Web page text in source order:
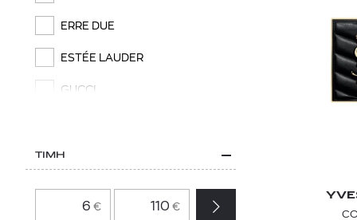
ERRE DUE
ESTÉE LAUDER
GUCCI
LANCÔME
ΤΙΜΗ
€ €